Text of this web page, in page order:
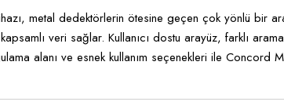
metal dedektörlerin ötesine geçen çok yönlü bir
kapsamlı veri sağlar. Kullanıcı dostu arayüz, farklı
alanı ve esnek kullanım seçenekleri ile Concord